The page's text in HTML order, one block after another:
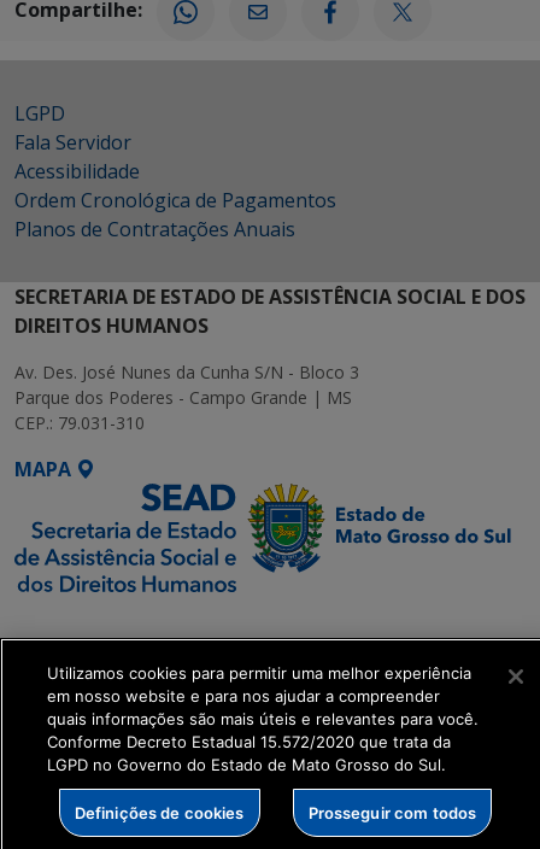
Compartilhe:
LGPD
Fala Servidor
Acessibilidade
Ordem Cronológica de Pagamentos
Planos de Contratações Anuais
SECRETARIA DE ESTADO DE ASSISTÊNCIA SOCIAL E DOS
DIREITOS HUMANOS
Av. Des. José Nunes da Cunha S/N - Bloco 3
Parque dos Poderes - Campo Grande | MS
CEP.: 79.031-310
MAPA
Transformação Digital
get_footer();
Utilizamos cookies para permitir uma melhor experiência
em nosso website e para nos ajudar a compreender
quais informações são mais úteis e relevantes para você.
Conforme Decreto Estadual 15.572/2020 que trata da
LGPD no Governo do Estado de Mato Grosso do Sul.
Definições de cookies Prosseguir com todos